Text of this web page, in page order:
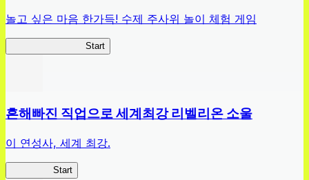
놀고 싶은 마음 한가득! 수제 주사위 놀이 체험 게임
Start
흔해빠진 직업으로 세계최강 리벨리온 소울
이 연성사, 세계 최강.
Start